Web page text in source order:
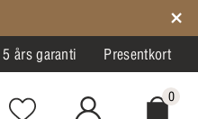
5 års garanti Presentkort
Favorites.NavigationButton.Text
MitIlva.Login
0